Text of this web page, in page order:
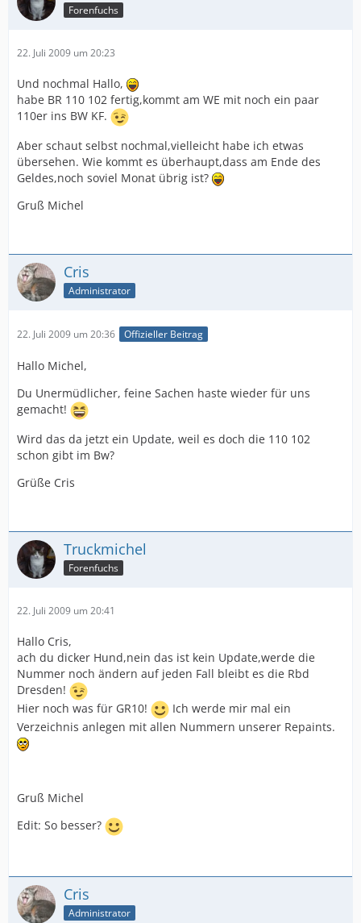
Forenfuchs
22. Juli 2009 um 20:23
Und nochmal Hallo,
habe BR 110 102 fertig,kommt am WE mit noch ein paar
110er ins BW KF.
Aber schaut selbst nochmal,vielleicht habe ich etwas
übersehen. Wie kommt es überhaupt,dass am Ende des
Geldes,noch soviel Monat übrig ist?
Gruß Michel
Cris
Administrator
22. Juli 2009 um 20:36 Offizieller Beitrag
Hallo Michel,
Du Unermüdlicher, feine Sachen haste wieder für uns
gemacht!
Wird das da jetzt ein Update, weil es doch die 110 102
schon gibt im Bw?
Grüße Cris
Truckmichel
Forenfuchs
22. Juli 2009 um 20:41
Hallo Cris,
ach du dicker Hund,nein das ist kein Update,werde die
Nummer noch ändern auf jeden Fall bleibt es die Rbd
Dresden!
Hier noch was für GR10!
Ich werde mir mal ein
Verzeichnis anlegen mit allen Nummern unserer Repaints.
Gruß Michel
Edit: So besser?
Cris
Administrator